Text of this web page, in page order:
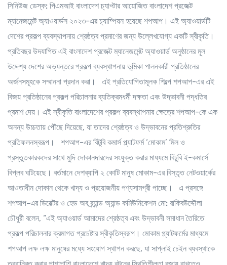
সিনিউজ ডেস্ক: পিএমআই বাংলাদেশ চ্যাপ্টার আয়োজিতবাংলাদেশ প্রজেক্ট
ম্যানেজমেন্ট অ্যাওয়ার্ডস ২০২৩-এর চ্যাম্পিয়ন হয়েছে শপআপ। এই অ্যাওয়ার্ডটি
দেশের প্রকল্প ব্যবস্থাপনায় শ্রেষ্ঠত্ব প্রমাণের জন্য উল্লেখযোগ্য একটি স্বীকৃতি।
প্রতিবছর উদযাপিত এই বাংলাদেশ প্রজেক্ট ম্যানেজমেন্ট অ্যাওয়ার্ড অনুষ্ঠানের মূল
উদ্দেশ্য দেশের অভ্যন্তরে প্রকল্প ব্যবস্থাপনায় ভূমিকা পালনকারী প্রতিষ্ঠানের
অর্জনসমূহকে সম্মাননা প্রদান করা। এই প্রতিযোগিতামূলক শিল্পে শপআপ-এর এই
বিজয় প্রতিষ্ঠানের প্রকল্প পরিচালনার ব্যতিক্রমধর্মী দক্ষতা এবং উদ্ভাবনী পদ্ধতির
প্রমাণ দেয়। এই স্বীকৃতি বাংলাদেশের প্রকল্প ব্যবস্থাপনার ক্ষেত্রে শপআপ-কে এক
অনন্য উচ্চতায় পৌঁছে দিয়েছে, যা তাদের শ্রেষ্ঠত্ব ও উদ্ভাবনের প্রতিশ্রুতির
প্রতিফলনস্বরূপ। শপআপ-এর বিটুবি কমার্স প্ল্যাটফর্ম ‘মোকাম’ মিল ও
প্রস্তুতকারকদের সাথে মুদি দোকানদারদের সংযুক্ত করার মাধ্যমে বিটুবি ই-কমার্সে
বিপ্লব ঘটিয়েছে। বর্তমানে দেশব্যাপি ২ কোটি মানুষ মোকাম-এর বিস্তৃত নেটওয়ার্কের
আওতাধীন দোকান থেকে খাদ্য ও প্রয়োজনীয় পণ্যসামগ্রী পাচ্ছে। এ প্রসঙ্গে
শপআপ-এর ডিরেক্টর ও হেড অব ব্র্যান্ড অ্যান্ড কমিউনিকেশন মো: রাকিবউদ্দৌলা
চৌধুরী বলেন, “এই অ্যাওয়ার্ড আমাদের শ্রেষ্ঠত্ব এবং উদ্ভাবনী সমাধান তৈরিতে
প্রকল্প পরিচালনার ক্রমাগত প্রচেষ্টার স্বীকৃতিস্বরূপ। মোকাম প্ল্যাটফর্মের মাধ্যমে
শপআপ লক্ষ লক্ষ মানুষের মধ্যে সংযোগ স্থাপন করছে, যা সাপ্লাই চেইন ব্যবস্থাকে